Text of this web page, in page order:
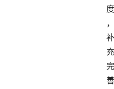
度
，
补
充
完
善